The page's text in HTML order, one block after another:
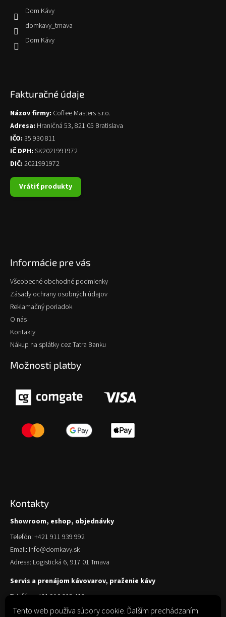
Tento web používa súbory cookie. Ďalším prechádzaním
Dom Kávy
domkavy_trnava
Dom Kávy
Fakturačné údaje
Názov firmy: Coffee Masters s.r.o.
Adresa: Hraničná 53, 821 05 Bratislava
IČO: 35 930 811
IČ DPH: SK2021991972
DIČ: 2021991972
Vrátiť produkty
Informácie pre vás
Všeobecné obchodné podmienky
Zásady ochrany osobných údajov
Reklamačný poriadok
O nás
Kontakty
Nákup na splátky cez Tatra Banku
Možnosti platby
Kontakty
Showroom, eshop, objednávky
Telefón: +421 911 939 992
Email: info@domkavy.sk
Adresa: Logistická 6, 917 01 Trnava
Servis a prenájom kávovarov, praženie kávy
Telefón: +421 910 315 415
Email: obchod@domkavy.sk